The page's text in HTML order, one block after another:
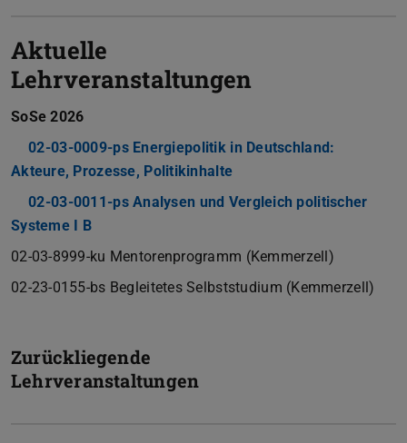
Aktuelle
Lehrveranstaltungen
SoSe 2026
02-03-0009-ps Energiepolitik in Deutschland:
Akteure, Prozesse, Politikinhalte
02-03-0011-ps Analysen und Vergleich politischer
Systeme I B
02-03-8999-ku Mentorenprogramm (Kemmerzell)
02-23-0155-bs Begleitetes Selbststudium (Kemmerzell)
Zurückliegende
Lehrveranstaltungen